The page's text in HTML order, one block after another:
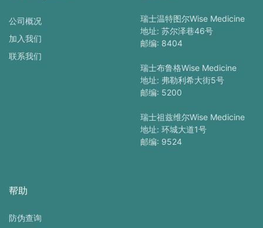
公司概况
加入我们
联系我们
瑞士温特图尔Wise Medicine
地址: 苏尔泽巷46号
邮编: 8404
瑞士布鲁格Wise Medicine
地址: 弗勒利希大街5号
邮编: 5200
瑞士祖兹维尔Wise Medicine
地址: 环城大道1号
邮编: 9524
帮助
防伪查询